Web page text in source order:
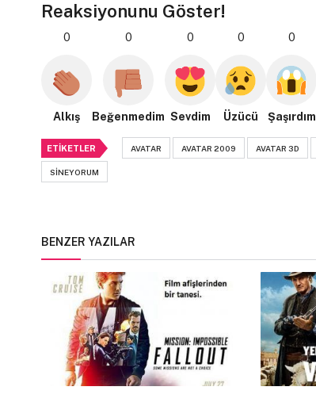
Reaksiyonunu Göster!
0
Alkış
0
Beğenmedim
0
Sevdim
0
Üzücü
0
Şaşırdım
ETIKETLER AVATAR AVATAR 2009 AVATAR 3D
SINEYORUM
BENZER YAZILAR